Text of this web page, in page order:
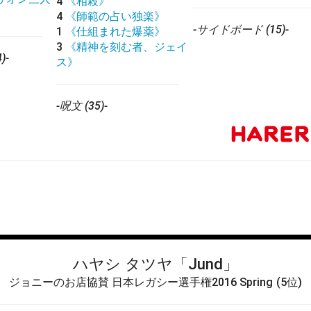
4
《師範の占い独楽》
1
《仕組まれた爆薬》
3
《精神を刻む者、ジェイ
ス》
-呪文 (35)-
-サイドボード (15)-
ハヤシ タツヤ 「Jund」
ジョニーのお店協賛 日本レガシー選手権2016 Spring (5位)